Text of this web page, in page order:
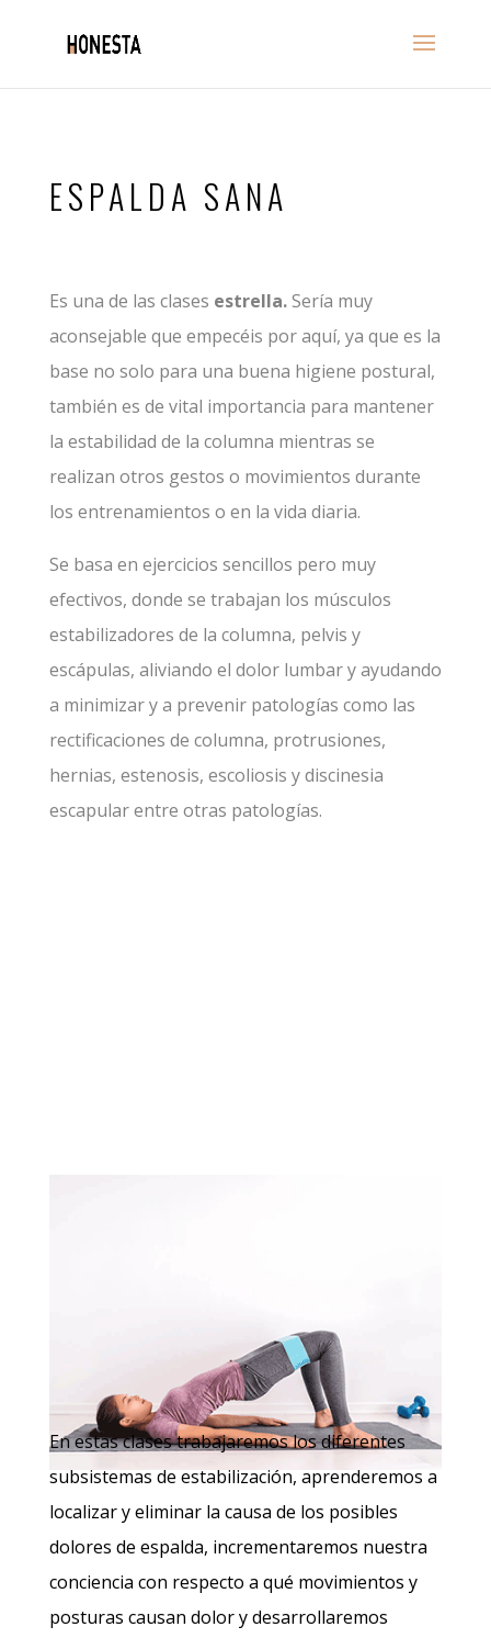
ESPALDA SANA
Es una de las clases estrella.Sería muy
aconsejable que empecéis por aquí, ya que es la
base no solo para una buena higiene postural,
también es de vital importancia para mantener
la estabilidad de la columna mientras se
realizan otros gestos o movimientos durante
los entrenamientos o en la vida diaria.
Se basa en ejercicios sencillos pero muy
efectivos, donde se trabajan los músculos
estabilizadores de la columna, pelvis y
escápulas, aliviando el dolor lumbar y ayudando
a minimizar y a prevenir patologías como las
rectificaciones de columna, protrusiones,
hernias, estenosis, escoliosis y discinesia
escapular entre otras patologías.
En estas clases trabajaremos los diferentes
subsistemas de estabilización, aprenderemos a
localizar y eliminar la causa de los posibles
dolores de espalda, incrementaremos nuestra
conciencia con respecto a qué movimientos y
posturas causan dolor y desarrollaremos